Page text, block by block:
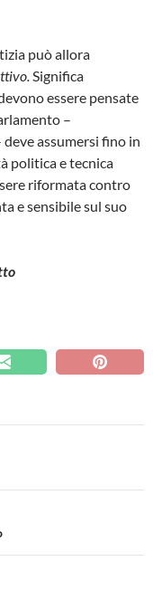
può allora
Significa
essere pensate
–
assumersi fino in
politica e tecnica
riformata contro
e sensibile sul suo